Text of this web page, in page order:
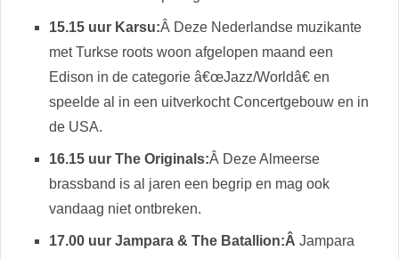
15.15 uur Karsu:Â Deze Nederlandse muzikante
met Turkse roots woon afgelopen maand een
Edison in de categorie â€œJazz/Worldâ€ en
speelde al in een uitverkocht Concertgebouw en in
de USA.
16.15 uur The Originals:Â Deze Almeerse
brassband is al jaren een begrip en mag ook
vandaag niet ontbreken.
17.00 uur Jampara & The Batallion:Â Jampara